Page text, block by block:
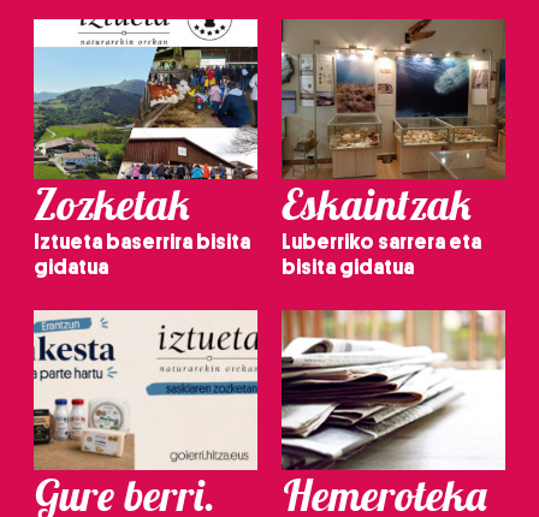
Zozketak
Iztueta baserrira bisita
gidatua
Eskaintzak
Luberriko sarrera eta
bisita gidatua
Gure berri. Hemeroteka